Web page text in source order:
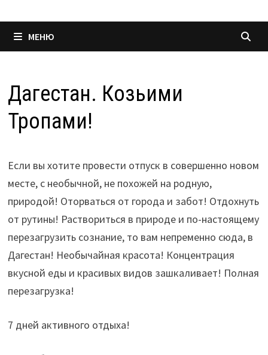
МЕНЮ
Дагестан. Козьими
Тропами!
Если вы хотите провести отпуск в совершенно новом
месте, с необычной, не похожей на родную,
природой! Оторваться от города и забот! Отдохнуть
от рутины! Раствориться в природе и по-настоящему
перезагрузить сознание, то вам непременно сюда, в
Дагестан! Необычайная красота! Концентрация
вкусной еды и красивых видов зашкаливает! Полная
перезагрузка!
7 дней активного отдыха!